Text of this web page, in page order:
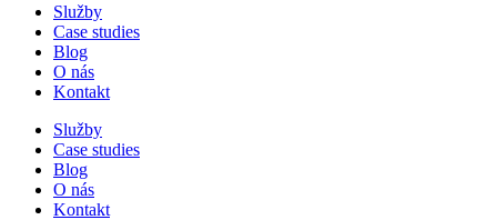
Služby
Case studies
Blog
O nás
Kontakt
Služby
Case studies
Blog
O nás
Kontakt